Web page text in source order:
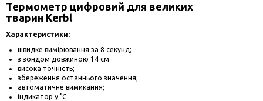
Термометр цифровий для великих
тварин Kerbl
Характеристики:
швидке вимірювання за 8 секунд;
з зондом довжиною 14 см
висока точність;
збереження останнього значення;
автоматичне вимикання;
індикатор у °C